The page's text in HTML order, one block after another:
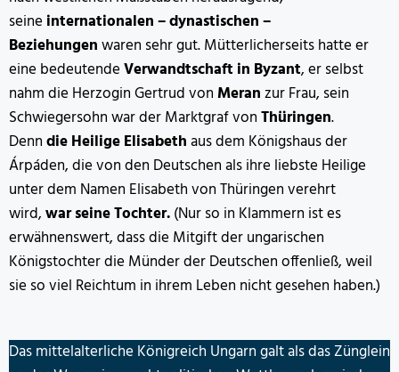
seine internationalen – dynastischen –
Beziehungenwaren sehr gut. Mütterlicherseits hatte er
eine bedeutendeVerwandtschaft in Byzant, er selbst
nahm die Herzogin Gertrud vonMeranzur Frau, sein
Schwiegersohn war der Marktgraf vonThüringen.
Denndie Heilige Elisabethaus dem Königshaus der
Árpáden, die von den Deutschen als ihre liebste Heilige
unter dem Namen Elisabeth von Thüringen verehrt
wird,war seine Tochter.(Nur so in Klammern ist es
erwähnenswert, dass die Mitgift der ungarischen
Königstochter die Münder der Deutschen offenließ, weil
sie so viel Reichtum in ihrem Leben nicht gesehen haben.)
Das mittelalterliche Königreich Ungarn galt als das Zünglein